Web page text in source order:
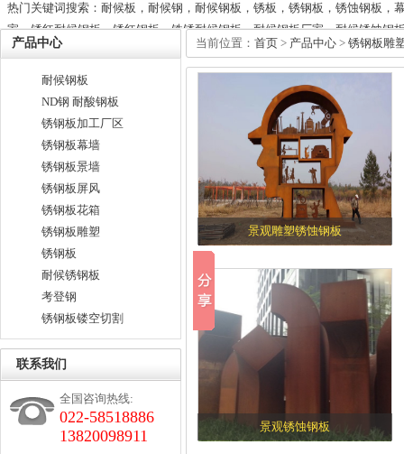
热门关键词搜索：耐候板，耐候钢，耐候钢板，锈板，锈钢板，锈蚀钢板，
家，锈红耐候钢板，锈红钢板，铁锈耐候钢板，耐候钢板厂家，耐候锈蚀钢
产品中心
耐候钢板
ND钢 耐酸钢板
锈钢板加工厂区
锈钢板幕墙
锈钢板景墙
锈钢板屏风
锈钢板花箱
锈钢板雕塑
锈钢板
耐候锈钢板
考登钢
锈钢板镂空切割
联系我们
全国咨询热线:
022-58518886
13820098911
当前位置： 首页 > 产品中心 > 锈钢板雕
景观雕塑锈蚀钢板
景观锈蚀钢板